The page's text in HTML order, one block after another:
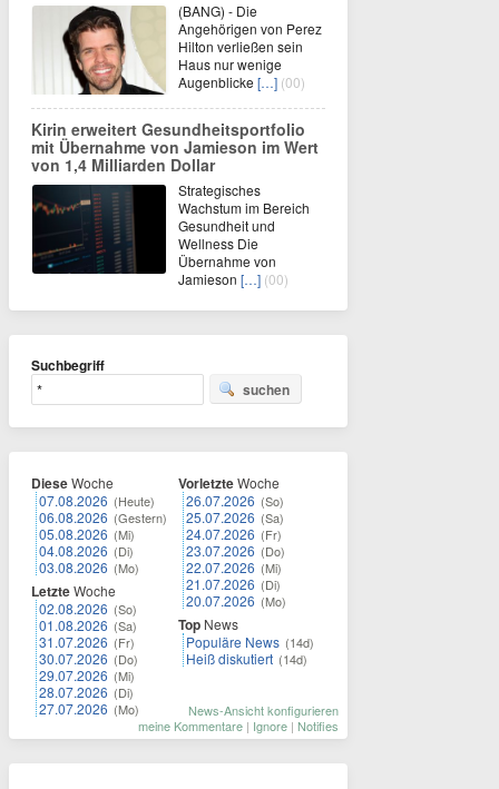
(BANG) - Die
Angehörigen von Perez
Hilton verließen sein
Haus nur wenige
Augenblicke […] (00)
Kirin erweitert Gesundheitsportfolio
mit Übernahme von Jamieson im Wert
von 1,4 Milliarden Dollar
Strategisches
Wachstum im Bereich
Gesundheit und
Wellness Die
Übernahme von
Jamieson […] (00)
Suchbegriff
suchen
DieseWoche
07.08.2026 (Heute)
06.08.2026 (Gestern)
05.08.2026 (Mi)
04.08.2026 (Di)
03.08.2026 (Mo)
LetzteWoche
02.08.2026 (So)
01.08.2026 (Sa)
31.07.2026 (Fr)
30.07.2026 (Do)
29.07.2026 (Mi)
28.07.2026 (Di)
27.07.2026 (Mo)
VorletzteWoche
26.07.2026 (So)
25.07.2026 (Sa)
24.07.2026 (Fr)
23.07.2026 (Do)
22.07.2026 (Mi)
21.07.2026 (Di)
20.07.2026 (Mo)
Top News
Populäre News (14d)
Heiß diskutiert (14d)
News-Ansicht konfigurieren
meine Kommentare | Ignore | Notifies